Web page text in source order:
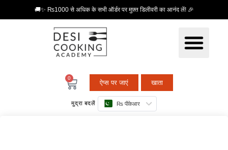
🚚✨ ₨1000 से अधिक के सभी ऑर्डर पर मुफ़्त डिलीवरी का आनंद लें! 🎉
0
ऐप्स पर जाएं खाता
मुद्रा बदलें ₨ पीकेआर